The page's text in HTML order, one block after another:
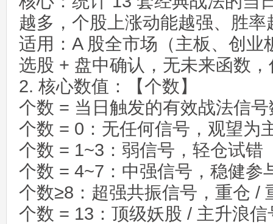
越多，个股上涨动能越强、胜率
适用：A 股全市场（主板、创业
选股 + 盘中确认，无未来函数
2. 核心数值：【个数】
个数 = 当日触发的有效战法信
个数 = 0：无任何信号，观望为
个数 = 1~3：弱信号，轻仓试错
个数 = 4~7：中强信号，稳健参
个数≥8：超强共振信号，重仓 /
个数 = 13：顶级妖股 / 主升浪